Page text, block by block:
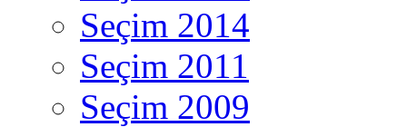
Seçim 2014
Seçim 2011
Seçim 2009